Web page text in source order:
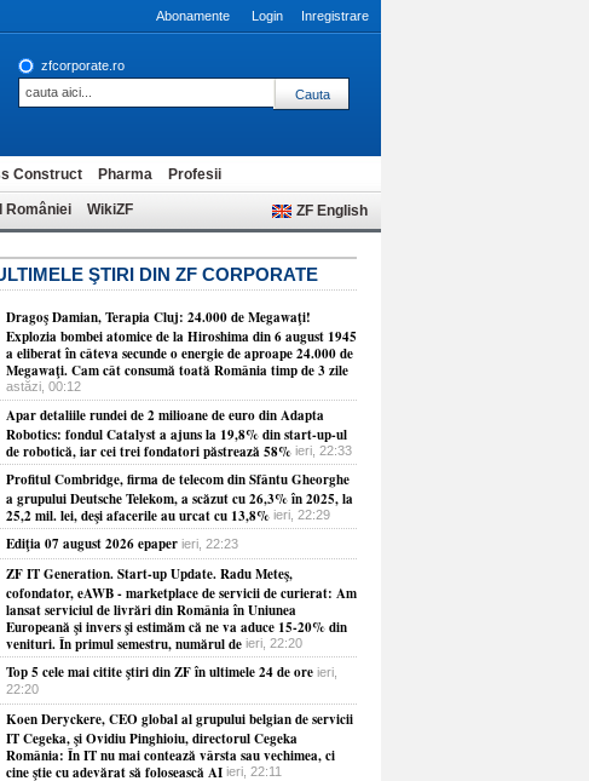
Abonamente Login Inregistrare
zfcorporate.ro
Construct Pharma Profesii
României WikiZF ZF English
ŞTIRI DIN ZF CORPORATE
Dragoş Damian, Terapia Cluj: 24.000 de Megawaţi!
Explozia bombei atomice de la Hiroshima din 6 august 1945
a eliberat în câteva secunde o energie de aproape 24.000 de
Megawaţi. Cam cât consumă toată România timp de 3 zile
astăzi, 00:12
Apar detaliile rundei de 2 milioane de euro din Adapta
Robotics: fondul Catalyst a ajuns la 19,8% din start-up-ul
de robotică, iar cei trei fondatori păstrează 58% ieri, 22:33
Profitul Combridge, firma de telecom din Sfântu Gheorghe
a grupului Deutsche Telekom, a scăzut cu 26,3% în 2025, la
25,2 mil. lei, deşi afacerile au urcat cu 13,8% ieri, 22:29
Ediţia 07 august 2026 epaper ieri, 22:23
ZF IT Generation. Start-up Update. Radu Meteş,
cofondator, eAWB - marketplace de servicii de curierat: Am
lansat serviciul de livrări din România în Uniunea
Europeană şi invers şi estimăm că ne va aduce 15-20% din
venituri. În primul semestru, numărul de ieri, 22:20
Top 5 cele mai citite ştiri din ZF în ultimele 24 de ore ieri,
22:20
Koen Deryckere, CEO global al grupului belgian de servicii
IT Cegeka, şi Ovidiu Pinghioiu, directorul Cegeka
România: În IT nu mai contează vârsta sau vechimea, ci
cine ştie cu adevărat să folosească AI ieri, 22:11